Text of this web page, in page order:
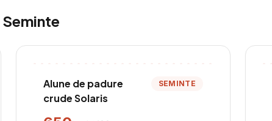
Seminte
Alune de padure
crude Solaris
SEMINTE